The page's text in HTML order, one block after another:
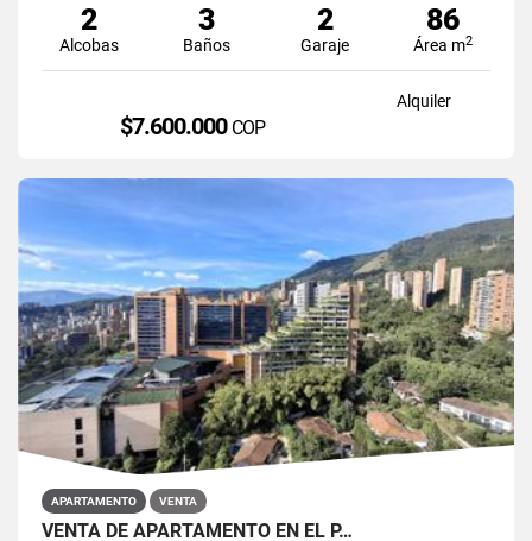
2
Alcobas
3
Baños
2
Garaje
86
Área m2
Alquiler
$7.600.000 COP
APARTAMENTO VENTA
VENTA DE APARTAMENTO EN EL P…